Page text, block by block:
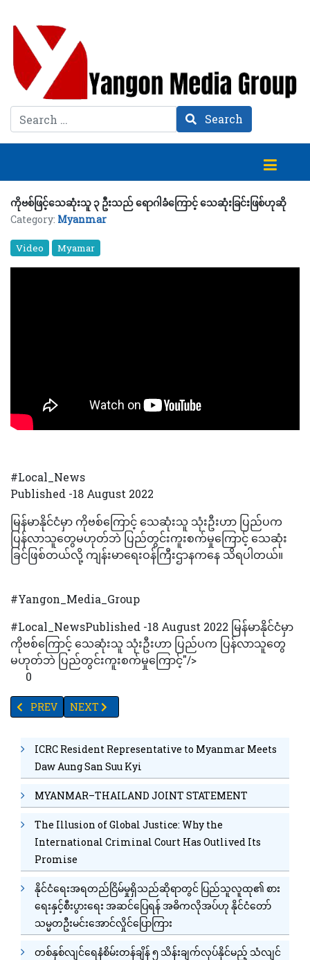
Search Search
ကိုဗစ်ဖြင့်သေဆုံးသူ ၃ ဦးသည် ရောဂါခံကြောင့် သေဆုံးခြင်းဖြစ်ဟုဆို
Category: Myanmar
Video Myamar
#Local_News
Published -18 August 2022
မြန်မာနိုင်ငံမှာ ကိုဗစ်ကြောင့် သေဆုံးသူ သုံးဦးဟာ ပြည်ပက
ပြန်လာသူတွေမဟုတ်ဘဲ ပြည်တွင်းကူးစက်မှုကြောင့် သေဆုံး
ခြင်ဖြစ်တယ်လို့ ကျန်းမာရေးဝန်ကြီးဌာနကနေ သိရပါတယ်။
#Yangon_Media_Group
#Local_NewsPublished -18 August 2022 မြန်မာနိုင်ငံမှာ
ကိုဗစ်ကြောင့် သေဆုံးသူ သုံးဦးဟာ ပြည်ပက ပြန်လာသူတွေ
မဟုတ်ဘဲ ပြည်တွင်းကူးစက်မှုကြောင့်"/>
0
PREVIOUS ARTICLE: လေးကြိမ်မြောက် BOOSTER ကာကွယ်ဆေ
PREV NEXT ARTICLE: ပြည်တွင်းရွှေဈေး YGEA ရည်ညွှန်းဈ
NEXT
ICRC Resident Representative to Myanmar Meets
Daw Aung San Suu Kyi
MYANMAR–THAILAND JOINT STATEMENT
The Illusion of Global Justice: Why the
International Criminal Court Has Outlived Its
Promise
နိုင်ငံရေးအရတည်ငြိမ်မှုရှိသည်ဆိုရာတွင် ပြည်သူလူထု၏ စား
ရေးနှင့်စီးပွားရေး အဆင်ပြေရန် အဓိကလိုအပ်ဟု နိုင်ငံတော်
သမ္မတဦးမင်းအောင်လှိုင်ပြောကြား
တစ်နှစ်လျင်ရေနံစိမ်းတန်ချိန် ၅ သိန်းချက်လုပ်နိုင်မည့် သံလျင်